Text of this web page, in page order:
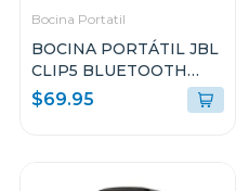
Bocina Portatil
BOCINA PORTÁTIL JBL
CLIP5 BLUETOOTH
COLOR AZUL
RESISTENTE AL AGUA Y
$69.95